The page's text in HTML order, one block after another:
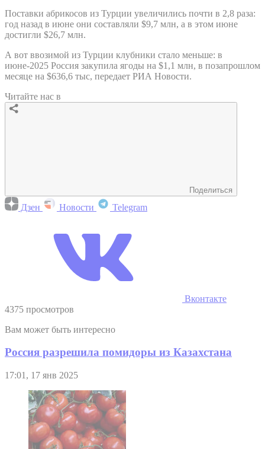
Поставки абрикосов из Турции увеличились почти в 2,8 раза:
год назад в июне они составляли $9,7 млн, а в этом июне
достигли $26,7 млн.
А вот ввозимой из Турции клубники стало меньше: в
июне-2025 Россия закупила ягоды на $1,1 млн, в позапрошлом
месяце на $636,6 тыс, передает РИА Новости.
Читайте нас в
Поделиться
Дзен Новости Telegram
Вконтакте
4375 просмотров
Вам может быть интересно
Россия разрешила помидоры из Казахстана
17:01, 17 янв 2025